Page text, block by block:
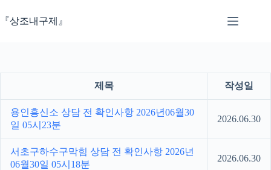
문『상조내구제』
제목 작성일
용인흥신소 상담 전 확인사항 2026년06월30
일 05시23분
2026.06.30
서초구하수구막힘 상담 전 확인사항 2026년
06월30일 05시18분
2026.06.30